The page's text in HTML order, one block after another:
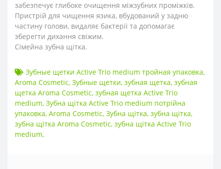
забезпечує глибоке очищення міжзубних проміжків.
Пристрій для чищення язика, вбудований у задню
частину голови, видаляє бактерії та допомагає
зберегти дихання свіжим.
Сімейна зубна щітка.
Зубные щетки Active Trio medium тройная упаковка,
Aroma Cosmetic, Зубные щетки, зубная щетка, зубная
щетка Aroma Cosmetic, зубная щетка Active Trio
medium, Зубна щітка Active Trio medium потрійна
упаковка, Aroma Cosmetic, Зубна щітка, зубна щітка,
зубна щітка Aroma Cosmetic, зубна щітка Active Trio
medium,